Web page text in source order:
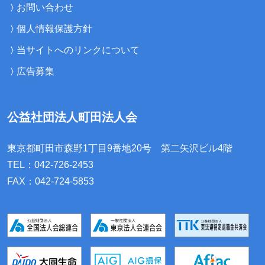
お問い合わせ
個人情報保護方針
当サイトへのリンクについて
広告募集
公益社団法人町田法人会
東京都町田市森野1丁目9番地20号 第二矢沢ビル4階
TEL：042-726-2453
FAX：042-724-5853